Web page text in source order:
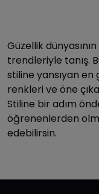
Güzellik
trendleriyle tanış.
stiline yansıyan en
renkleri ve öne
Stiline bir adım
öğrenenlerden
edebilirsin.